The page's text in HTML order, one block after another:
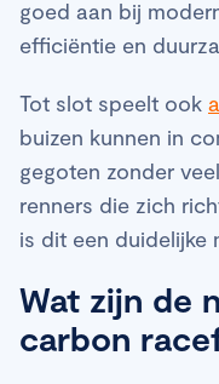
goed aan bij
efficiëntie en
Tot slot speelt ook
buizen kunnen in
gegoten zonder
renners die zich
is dit een duidelijke
Wat zijn de
carbon